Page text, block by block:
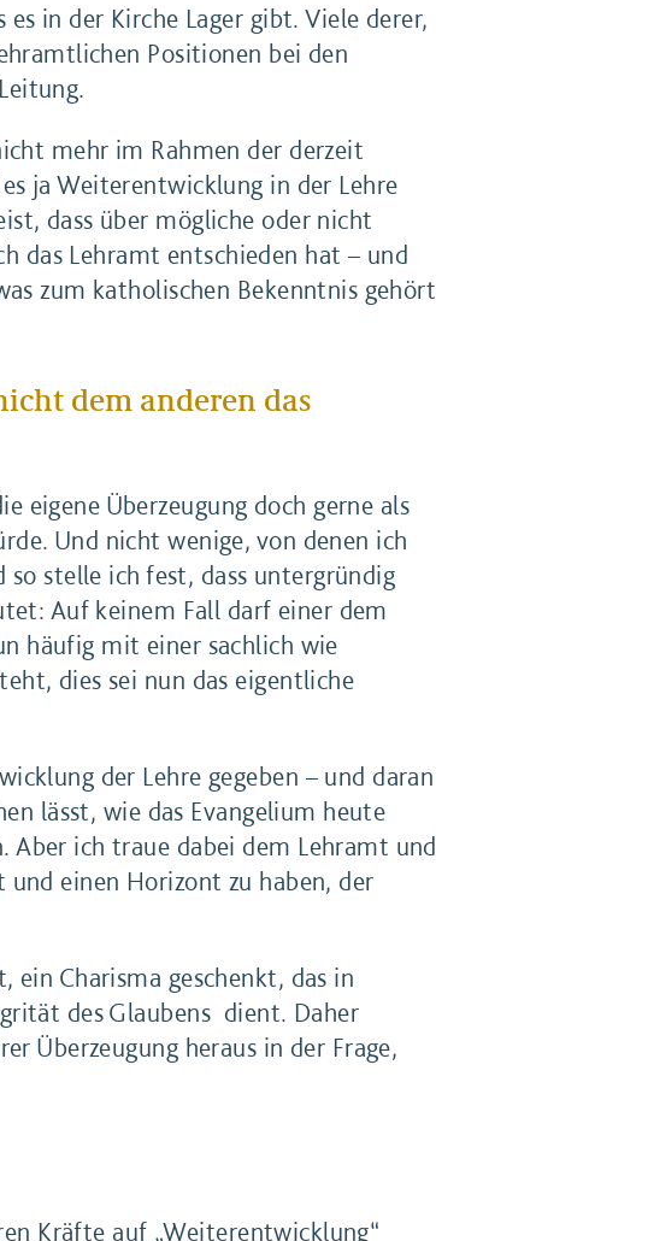
in der Kirche Lager gibt. Viele derer,
Positionen bei den
mehr im Rahmen der derzeit
ja Weiterentwicklung in der Lehre
dass über mögliche oder nicht
das Lehramt entschieden hat – und
zum katholischen Bekenntnis gehört
dem anderen das
eigene Überzeugung doch gerne als
Und nicht wenige, von denen ich
so stelle ich fest, dass untergründig
Auf keinem Fall darf einer dem
häufig mit einer sachlich wie
dies sei nun das eigentliche
der Lehre gegeben – und daran
lässt, wie das Evangelium heute
Aber ich traue dabei dem Lehramt und
einen Horizont zu haben, der
Charisma geschenkt, das in
des Glaubens dient. Daher
Überzeugung heraus in der Frage,
Kräfte auf „Weiterentwicklung“